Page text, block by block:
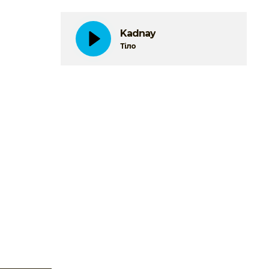
Kadnay
Тіло